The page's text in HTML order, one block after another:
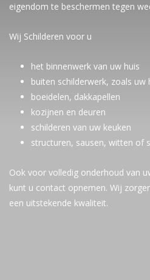
eigendom te beschermen tegen
Wij Schilderen voor u
het binnenwerk van uw huis
buiten schilderwerk, zoals uw
boeidelen, dakkapellen
kozijnen en deuren
schilderen van uw keuken
structuren, sausen, witten of
Ook voor volledig onderhoud van
kunt u contact opnemen. Wij
een uitstekende kwaliteit.